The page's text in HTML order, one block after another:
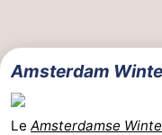
Amsterdam
Le Amsterdamse